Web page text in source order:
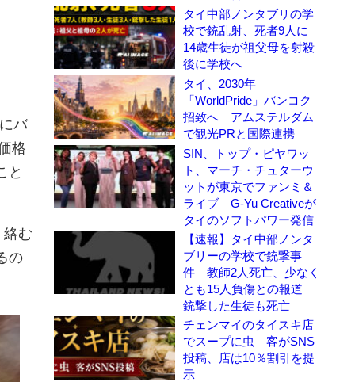
バ
格
と
絡む
の
タイ中部ノンタブリの学
校で銃乱射、死者9人に
14歳生徒が祖父母を射殺
後に学校へ
タイ、2030年
「WorldPride」バンコク
招致へ アムステルダム
で観光PRと国際連携
SIN、トップ・ピヤワッ
ト、マーチ・チュターウ
ットが東京でファンミ＆
ライブ G-Yu Creativeが
タイのソフトパワー発信
【速報】タイ中部ノンタ
ブリーの学校で銃撃事
件 教師2人死亡、少なく
とも15人負傷との報道
銃撃した生徒も死亡
チェンマイのタイスキ店
でスープに虫 客がSNS
投稿、店は10％割引を提
示